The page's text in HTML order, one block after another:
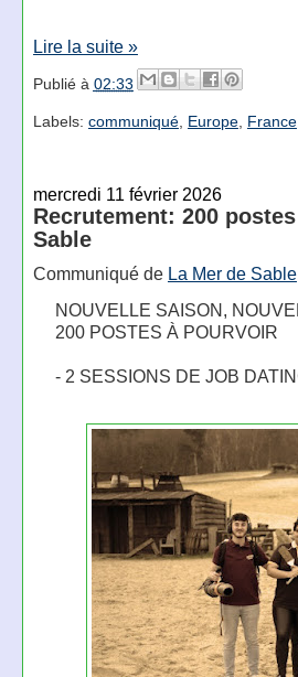
Lire la suite »
Publié à 02:33
Labels: communiqué, Europe, France
mercredi 11 février 2026
Recrutement: 200
Sable
Communiqué de La Mer de Sable
NOUVELLE SAISON,
200 POSTES À POURVOIR
- 2 SESSIONS DE JOB